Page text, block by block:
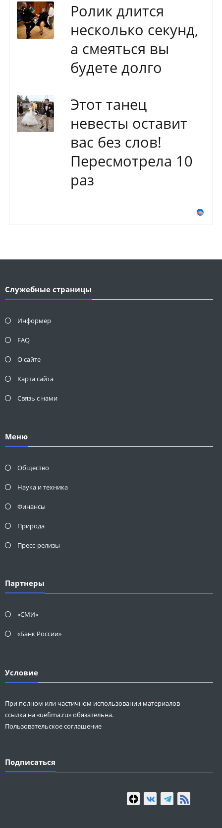
Ролик длится
несколько секунд,
а смеяться вы
будете долго
Этот танец
невесты оставит
вас без слов!
Пересмотрела 10
раз
Служебные страницы
Информер
FAQ
О сайте
Карта сайта
Связь с нами
Меню
Общество
Наука и техника
Финансы
Природа
Пресс-релизы
Партнеры
«СМИ»
«Банк России»
Условие
При полном или частичном использовании материалов
ссылка на «uefima.ru» обязательна.
Пользовательское соглашение
Подписаться